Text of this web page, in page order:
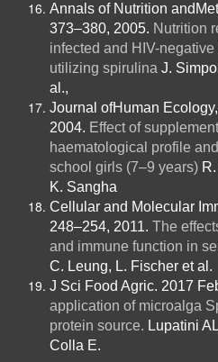
Annals of Nutrition
373–380, 2005. Nutrition
infected and HIV-
utilizing spirulina J.
al.,
Journal ofHuman
2004. Effect of
haematological profile
school girls (7–9 years)
K. Sangha
Cellular and Molecular
248–254, 2011. The
and immune function in
C. Leung, L. Fischer et al.
J Sci Food Agric. 2017
application of microalga
protein source. Lupatini
Colla E.